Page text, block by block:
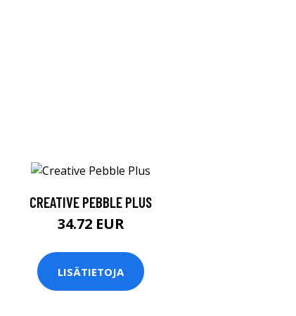
CREATIVE PEBBLE PLUS
34.72 EUR
LISÄTIETOJA